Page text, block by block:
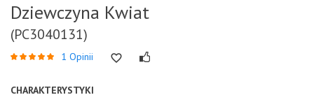
Dziewczyna Kwiat
(PC3040131)
1 Opinii
CHARAKTERYSTYKI